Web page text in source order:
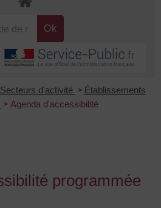
Secteurs d'activité > Établissements
> Agenda d'accessibilité
programmée